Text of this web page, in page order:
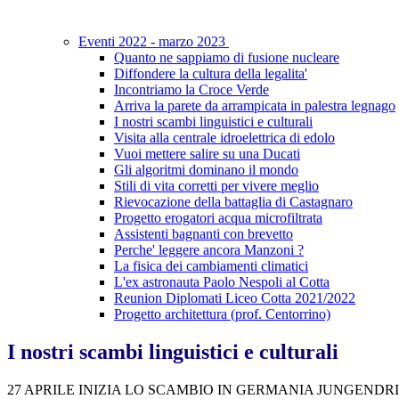
Eventi 2022 - marzo 2023
Quanto ne sappiamo di fusione nucleare
Diffondere la cultura della legalita'
Incontriamo la Croce Verde
Arriva la parete da arrampicata in palestra legnago
I nostri scambi linguistici e culturali
Visita alla centrale idroelettrica di edolo
Vuoi mettere salire su una Ducati
Gli algoritmi dominano il mondo
Stili di vita corretti per vivere meglio
Rievocazione della battaglia di Castagnaro
Progetto erogatori acqua microfiltrata
Assistenti bagnanti con brevetto
Perche' leggere ancora Manzoni ?
La fisica dei cambiamenti climatici
L'ex astronauta Paolo Nespoli al Cotta
Reunion Diplomati Liceo Cotta 2021/2022
Progetto architettura (prof. Centorrino)
I nostri scambi linguistici e culturali
27 APRILE INIZIA LO SCAMBIO IN GERMANIA